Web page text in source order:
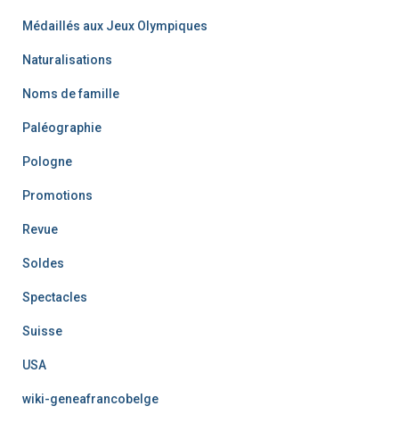
Médaillés aux Jeux Olympiques
Naturalisations
Noms de famille
Paléographie
Pologne
Promotions
Revue
Soldes
Spectacles
Suisse
USA
wiki-geneafrancobelge